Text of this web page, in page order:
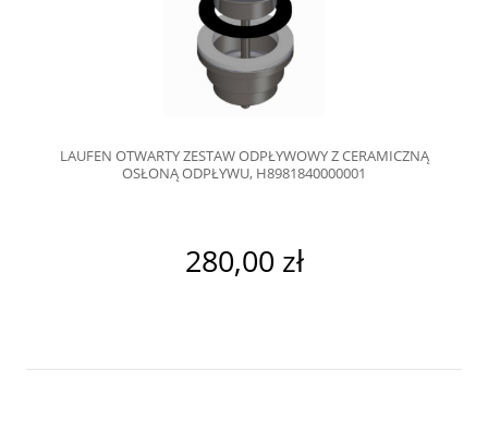
LAUFEN OTWARTY ZESTAW ODPŁYWOWY Z CERAMICZNĄ
OSŁONĄ ODPŁYWU, H8981840000001
280,00 zł